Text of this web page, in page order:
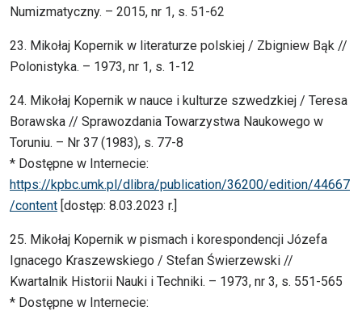
Numizmatyczny. – 2015, nr 1, s. 51-62
23. Mikołaj Kopernik w literaturze polskiej / Zbigniew Bąk //
Polonistyka. – 1973, nr 1, s. 1-12
24. Mikołaj Kopernik w nauce i kulturze szwedzkiej / Teresa
Borawska // Sprawozdania Towarzystwa Naukowego w
Toruniu. – Nr 37 (1983), s. 77-8
* Dostępne w Internecie:
https://kpbc.umk.pl/dlibra/publication/36200/edition/44667
/content [dostęp: 8.03.2023 r.]
25. Mikołaj Kopernik w pismach i korespondencji Józefa
Ignacego Kraszewskiego / Stefan Świerzewski //
Kwartalnik Historii Nauki i Techniki. – 1973, nr 3, s. 551-565
* Dostępne w Internecie: